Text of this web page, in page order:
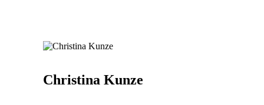
Christina Kunze